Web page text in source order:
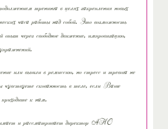
тренинга в целях закрепления новых
часа работы над собой. Это возможность
опыт через свободное движение, импровизацию,
или вышли в ремиссию, но стресс и тревога не
скованность в теле, если Ваше
к нам.
и рассматривает директор АНО